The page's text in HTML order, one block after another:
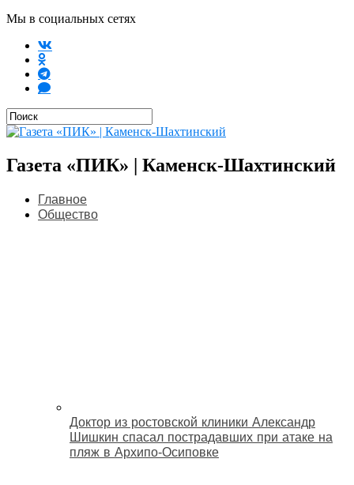
Мы в социальных сетях
Газета «ПИК» | Каменск-Шахтинский
Главное
Общество
Доктор из ростовской клиники Александр
Шишкин спасал пострадавших при атаке на
пляж в Архипо‑Осиповке